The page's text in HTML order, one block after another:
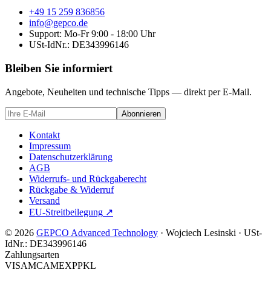
+49 15 259 836856
info@gepco.de
Support: Mo-Fr 9:00 - 18:00 Uhr
USt-IdNr.: DE343996146
Bleiben Sie informiert
Angebote, Neuheiten und technische Tipps — direkt per E-Mail.
Abonnieren
Kontakt
Impressum
Datenschutzerklärung
AGB
Widerrufs- und Rückgaberecht
Rückgabe & Widerruf
Versand
EU-Streitbeilegung ↗
© 2026 GEPCO Advanced Technology · Wojciech Lesinski · USt-
IdNr.: DE343996146
Zahlungsarten
VISAMCAMEXPPKL